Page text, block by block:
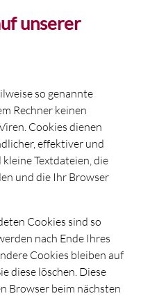
unserer
so genannte
Rechner keinen
Cookies dienen
effektiver und
Textdateien, die
und die Ihr Browser
Cookies sind so
nach Ende Ihres
Cookies bleiben auf
diese löschen. Diese
Browser beim nächsten